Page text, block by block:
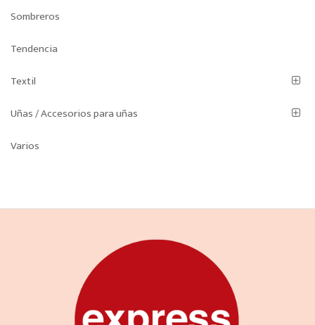
Sombreros
Tendencia
Textil
Uñas / Accesorios para uñas
Varios